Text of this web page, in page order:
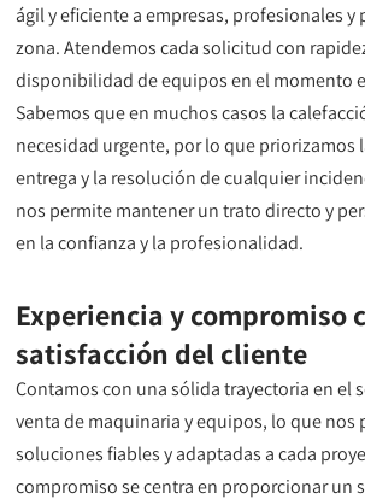
ágil y eficiente a empresas, profesionales y
zona. Atendemos cada solicitud con
disponibilidad de equipos en el momento
Sabemos que en muchos casos la
necesidad urgente, por lo que priorizamos
entrega y la resolución de cualquier
nos permite mantener un trato directo y
en la confianza y la profesionalidad.
Experiencia y compromiso
satisfacción del cliente
Contamos con una sólida trayectoria en el
venta de maquinaria y equipos, lo que nos
soluciones fiables y adaptadas a cada
compromiso se centra en proporcionar un